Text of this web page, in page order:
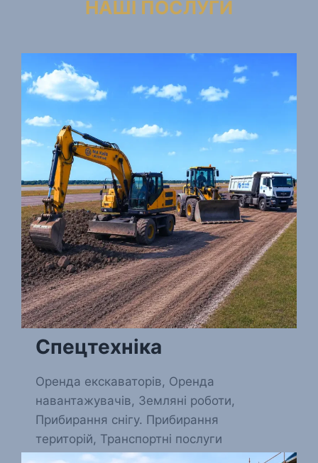
НАШІ ПОСЛУГИ
Спецтехніка
Оренда екскаваторів, Оренда
навантажувачів, Земляні роботи,
Прибирання снігу. Прибирання
територій, Транспортні послуги